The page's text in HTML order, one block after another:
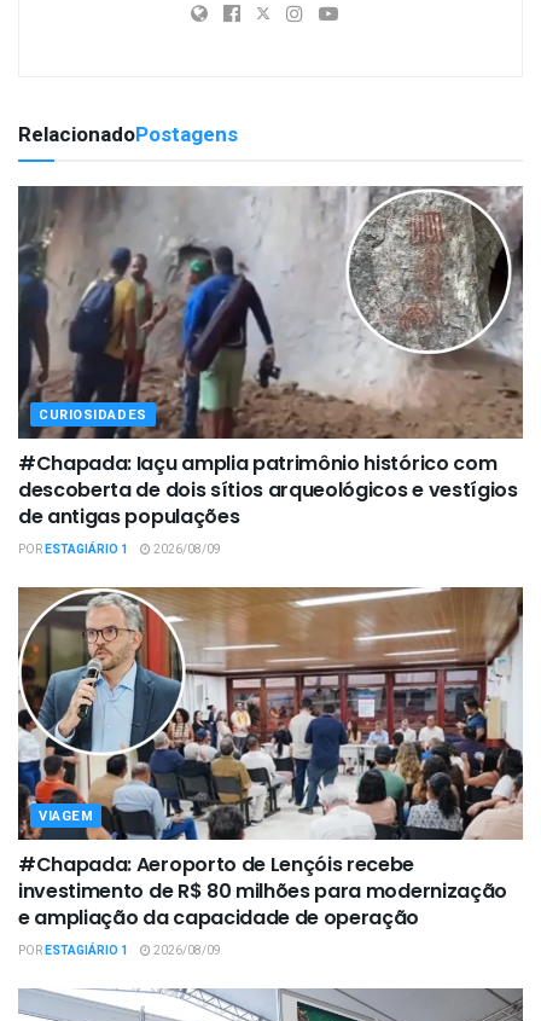
RelacionadoPostagens
CURIOSIDADES
#Chapada: Iaçu amplia patrimônio histórico com
descoberta de dois sítios arqueológicos e vestígios
de antigas populações
PORESTAGIÁRIO 1 2026/08/09
VIAGEM
#Chapada: Aeroporto de Lençóis recebe
investimento de R$ 80 milhões para modernização
e ampliação da capacidade de operação
PORESTAGIÁRIO 1 2026/08/09